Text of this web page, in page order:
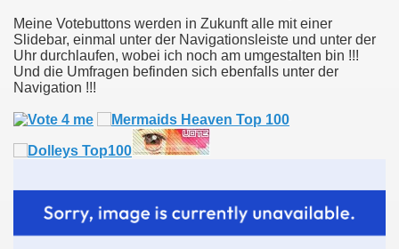
Meine Votebuttons werden in Zukunft alle mit einer
Slidebar, einmal unter der Navigationsleiste und unter der
Uhr durchlaufen, wobei ich noch am umgestalten bin !!!
Und die Umfragen befinden sich ebenfalls unter der
Navigation !!!